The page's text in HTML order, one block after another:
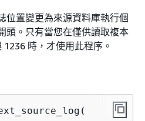
位置變更為來源資料庫執行個
頭。只有當您在僅供讀取複本
時，才使用此程序。